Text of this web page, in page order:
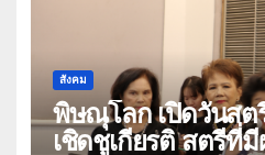
สังคม
พิษณุโลก เปิดวันสต
เชิดชูเกียรติ สตรีที่